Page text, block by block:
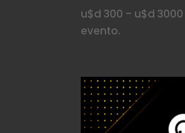
u$d 300 – u$d
evento.